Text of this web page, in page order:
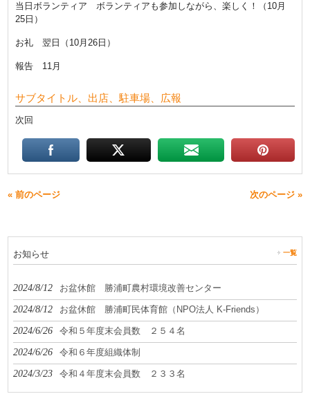
当日ボランティア ボランティアも参加しながら、楽しく！（10月
25日）
お礼 翌日（10月26日）
報告 11月
サブタイトル、出店、駐車場、広報
次回
« 前のページ 次のページ »
お知らせ 一覧
2024/8/12 お盆休館 勝浦町農村環境改善センター
2024/8/12 お盆休館 勝浦町民体育館（NPO法人 K-Friends）
2024/6/26 令和５年度末会員数 ２５４名
2024/6/26 令和６年度組織体制
2024/3/23 令和４年度末会員数 ２３３名